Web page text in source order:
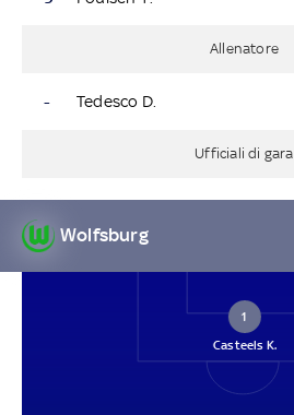
Allenatore
- Tedesco D.
Ufficiali di gara
Wolfsburg
1
Casteels K.